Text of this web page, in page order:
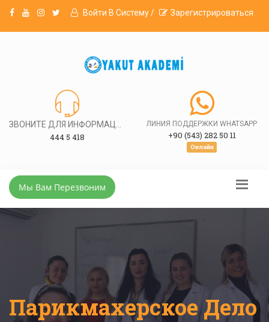
Войти В Систему / Зарегистрироваться
444 5 418
ЛИНИЯ ПОДДЕРЖКИ WHATSAPP
+90 (543) 282 50 11
Онлайн
Мы Вам Перезвоним
Парикмахерское Дело